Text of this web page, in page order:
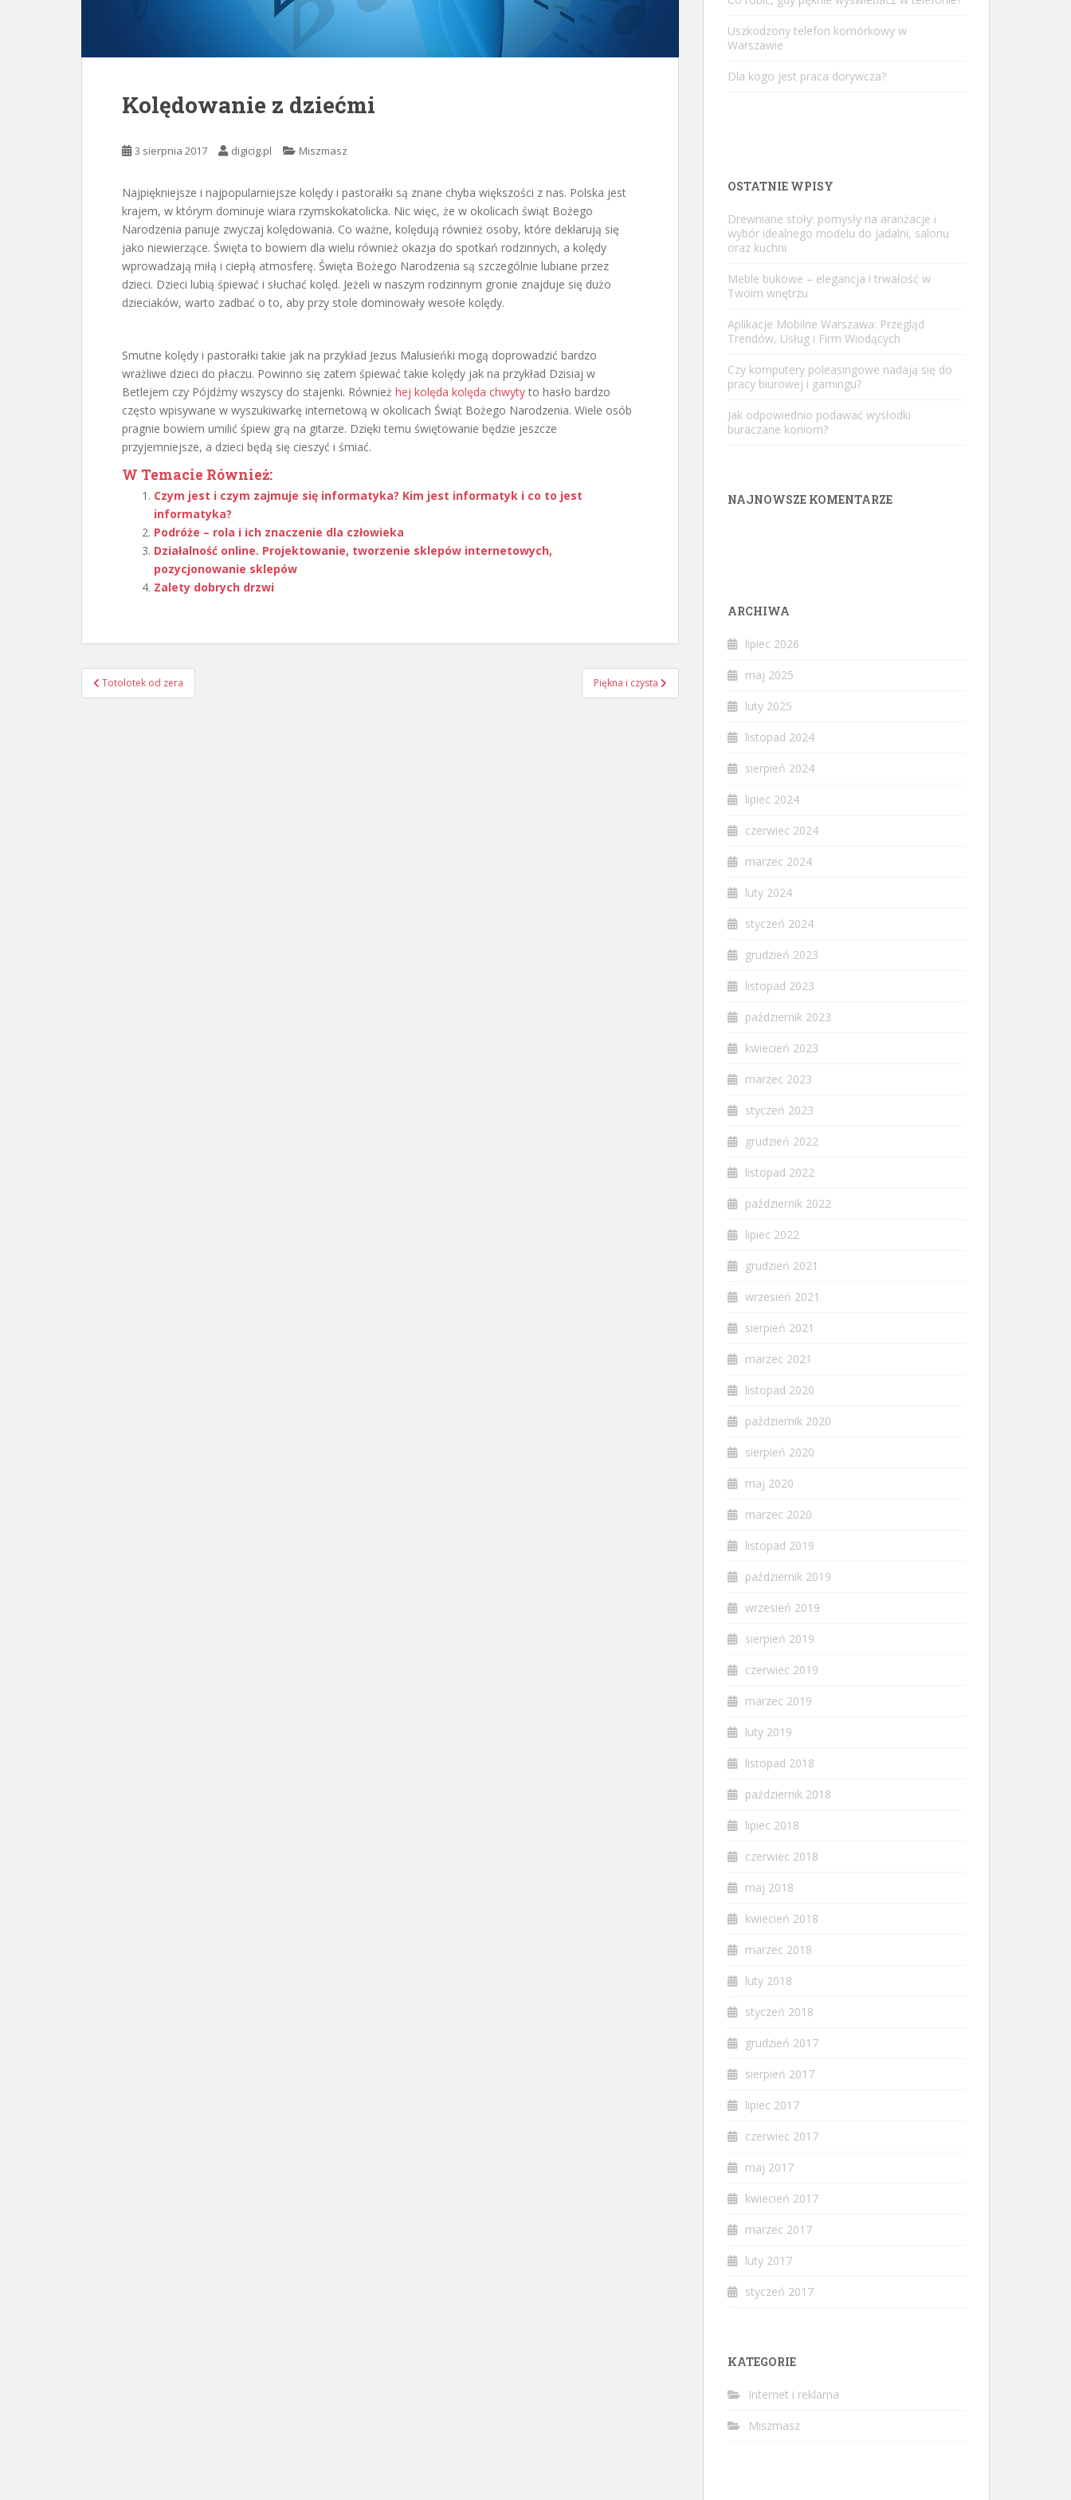
Kolędowanie z dziećmi
3 sierpnia 2017 digicig.pl Miszmasz
Najpiękniejsze i najpopularniejsze kolędy i pastorałki są znane chyba większości z nas. Polska jest
krajem, w którym dominuje wiara rzymskokatolicka. Nic więc, że w okolicach świąt Bożego
Narodzenia panuje zwyczaj kolędowania. Co ważne, kolędują również osoby, które deklarują się
jako niewierzące. Święta to bowiem dla wielu również okazja do spotkań rodzinnych, a kolędy
wprowadzają miłą i ciepłą atmosferę. Święta Bożego Narodzenia są szczególnie lubiane przez
dzieci. Dzieci lubią śpiewać i słuchać kolęd. Jeżeli w naszym rodzinnym gronie znajduje się dużo
dzieciaków, warto zadbać o to, aby przy stole dominowały wesołe kolędy.
Smutne kolędy i pastorałki takie jak na przykład Jezus Malusieńki mogą doprowadzić bardzo
wrażliwe dzieci do płaczu. Powinno się zatem śpiewać takie kolędy jak na przykład Dzisiaj w
Betlejem czy Pójdźmy wszyscy do stajenki. Również hej kolęda kolęda chwyty to hasło bardzo
często wpisywane w wyszukiwarkę internetową w okolicach Świąt Bożego Narodzenia. Wiele osób
pragnie bowiem umilić śpiew grą na gitarze. Dzięki temu świętowanie będzie jeszcze
przyjemniejsze, a dzieci będą się cieszyć i śmiać.
W Temacie Również:
Czym jest i czym zajmuje się informatyka? Kim jest informatyk i co to jest
informatyka?
Podróże – rola i ich znaczenie dla człowieka
Działalność online. Projektowanie, tworzenie sklepów internetowych,
pozycjonowanie sklepów
Zalety dobrych drzwi
Nawigacja
wpisu
Totolotek od zera Piękna i czysta
Uszkodzony telefon komórkowy w
Warszawie
Dla kogo jest praca dorywcza?
OSTATNIE WPISY
Drewniane stoły: pomysły na aranżacje i
wybór idealnego modelu do jadalni, salonu
oraz kuchni
Meble bukowe – elegancja i trwałość w
Twoim wnętrzu
Aplikacje Mobilne Warszawa: Przegląd
Trendów, Usług i Firm Wiodących
Czy komputery poleasingowe nadają się do
pracy biurowej i gamingu?
Jak odpowiednio podawać wysłodki
buraczane koniom?
NAJNOWSZE KOMENTARZE
ARCHIWA
lipiec 2026
maj 2025
luty 2025
listopad 2024
sierpień 2024
lipiec 2024
czerwiec 2024
marzec 2024
luty 2024
styczeń 2024
grudzień 2023
listopad 2023
październik 2023
kwiecień 2023
marzec 2023
styczeń 2023
grudzień 2022
listopad 2022
październik 2022
lipiec 2022
grudzień 2021
wrzesień 2021
sierpień 2021
marzec 2021
listopad 2020
październik 2020
sierpień 2020
maj 2020
marzec 2020
listopad 2019
październik 2019
wrzesień 2019
sierpień 2019
czerwiec 2019
marzec 2019
luty 2019
listopad 2018
październik 2018
lipiec 2018
czerwiec 2018
maj 2018
kwiecień 2018
marzec 2018
luty 2018
styczeń 2018
grudzień 2017
sierpień 2017
lipiec 2017
czerwiec 2017
maj 2017
kwiecień 2017
marzec 2017
luty 2017
styczeń 2017
KATEGORIE
Internet i reklama
Miszmasz